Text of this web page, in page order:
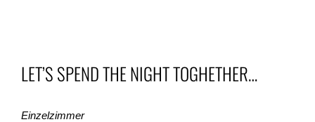
LET’S SPEND THE NIGHT TOGHETHER…
Einzelzimmer